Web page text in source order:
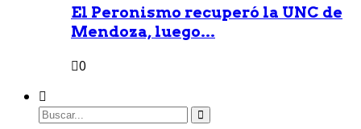
El Peronismo recuperó la UNC de
Mendoza, luego...
0